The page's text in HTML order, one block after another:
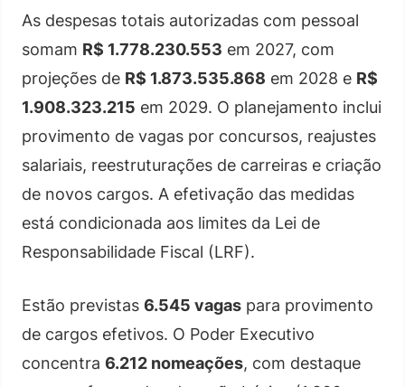
As despesas totais autorizadas com pessoal
somam R$ 1.778.230.553 em 2027, com
projeções de R$ 1.873.535.868 em 2028 e R$
1.908.323.215 em 2029. O planejamento inclui
provimento de vagas por concursos, reajustes
salariais, reestruturações de carreiras e criação
de novos cargos. A efetivação das medidas
está condicionada aos limites da Lei de
Responsabilidade Fiscal (LRF).
Estão previstas 6.545 vagas para provimento
de cargos efetivos. O Poder Executivo
concentra 6.212 nomeações, com destaque